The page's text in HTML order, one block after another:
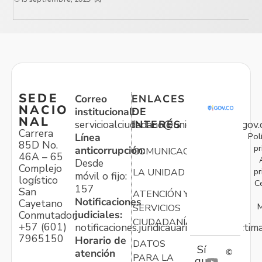
SEDE
NACIO
NAL
Carrera
85D No.
46A – 65
Complejo
logístico
San
Cayetano
Conmutador:
+57 (601)
7965150
Correo
institucional:
Línea
anticorrupción:
Desde
móvil o fijo:
157
Notificaciones
judiciales:
Horario de
atención
ENLACES
DE
INTERÉS
COMUNICACIONES
LA UNIDAD
ATENCIÓN Y
SERVICIOS
CIUDADANÍA
DATOS
PARA LA
Sí
©